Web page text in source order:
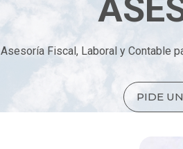
Asesoría Fiscal, Laboral y Contable
PIDE